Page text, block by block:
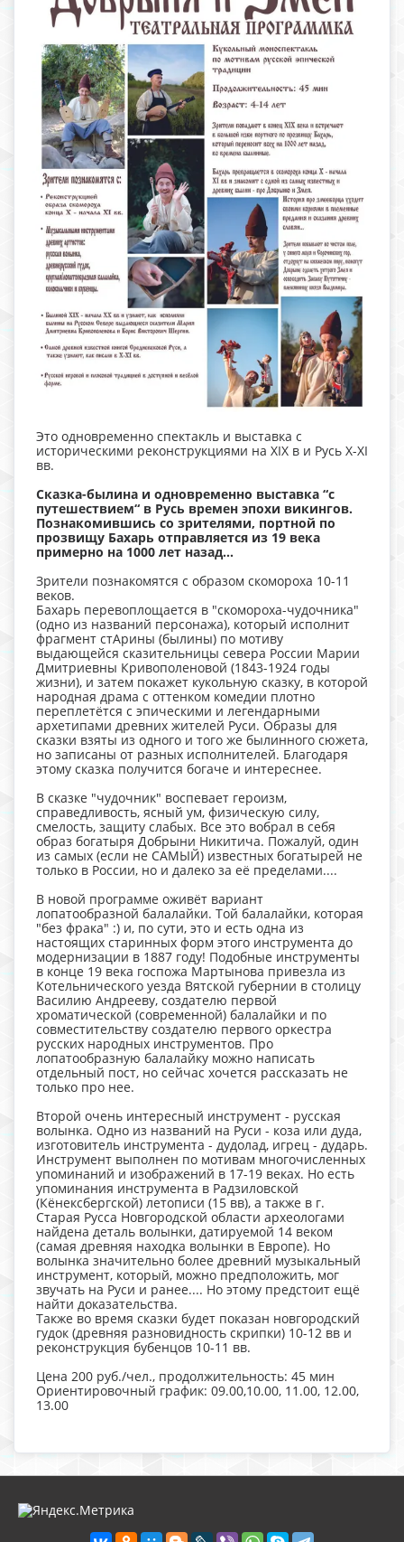
Это одновременно спектакль и выставка с
историческими реконструкциями на XIX в и Русь X-XI
вв.
Сказка-былина и одновременно выставка “с
путешествием“ в Русь времен эпохи викингов.
Познакомившись со зрителями, портной по
прозвищу Бахарь отправляется из 19 века
примерно на 1000 лет назад...
Зрители познакомятся с образом скомороха 10-11
веков.
Бахарь перевоплощается в "скомороха-чудочника"
(одно из названий персонажа), который исполнит
фрагмент стАрины (былины) по мотиву
выдающейся сказительницы севера России Марии
Дмитриевны Кривополеновой (1843-1924 годы
жизни), и затем покажет кукольную сказку, в которой
народная драма с оттенком комедии плотно
переплетётся с эпическими и легендарными
архетипами древних жителей Руси. Образы для
сказки взяты из одного и того же былинного сюжета,
но записаны от разных исполнителей. Благодаря
этому сказка получится богаче и интереснее.
В сказке "чудочник" воспевает героизм,
справедливость, ясный ум, физическую силу,
смелость, защиту слабых. Все это вобрал в себя
образ богатыря Добрыни Никитича. Пожалуй, один
из самых (если не САМЫЙ) известных богатырей не
только в России, но и далеко за её пределами....
В новой программе оживёт вариант
лопатообразной балалайки. Той балалайки, которая
"без фрака" :) и, по сути, это и есть одна из
настоящих старинных форм этого инструмента до
модернизации в 1887 году! Подобные инструменты
в конце 19 века госпожа Мартынова привезла из
Котельнического уезда Вятской губернии в столицу
Василию Андрееву, создателю первой
хроматической (современной) балалайки и по
совместительству создателю первого оркестра
русских народных инструментов. Про
лопатообразную балалайку можно написать
отдельный пост, но сейчас хочется рассказать не
только про нее.
Второй очень интересный инструмент - русская
волынка. Одно из названий на Руси - коза или дуда,
изготовитель инструмента - дудолад, игрец - дударь.
Инструмент выполнен по мотивам многочисленных
упоминаний и изображений в 17-19 веках. Но есть
упоминания инструмента в Радзиловской
(Кёнексбергской) летописи (15 вв), а также в г.
Старая Русса Новгородской области археологами
найдена деталь волынки, датируемой 14 веком
(самая древняя находка волынки в Европе). Но
волынка значительно более древний музыкальный
инструмент, который, можно предположить, мог
звучать на Руси и ранее.... Но этому предстоит ещё
найти доказательства.
Также во время сказки будет показан новгородский
гудок (древняя разновидность скрипки) 10-12 вв и
реконструкция бубенцов 10-11 вв.
Цена 200 руб./чел., продолжительность: 45 мин
Ориентировочный график: 09.00,10.00, 11.00, 12.00,
13.00